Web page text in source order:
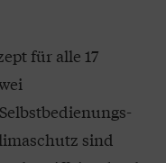
für alle 17
sind